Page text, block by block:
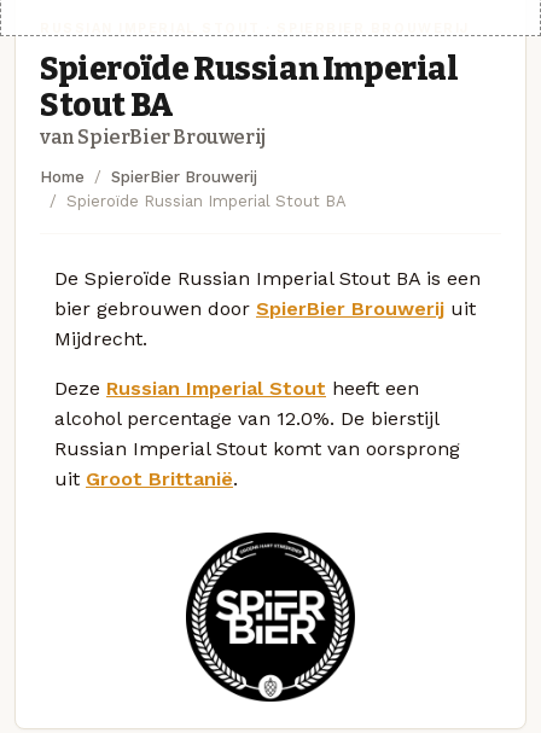
Spieroïde Russian Imperial
Stout BA
van SpierBier Brouwerij
Home
SpierBier Brouwerij
Spieroïde Russian Imperial Stout BA
De Spieroïde Russian Imperial Stout BA is een
bier gebrouwen door SpierBier Brouwerij uit
Mijdrecht.
Deze Russian Imperial Stout heeft een
alcohol percentage van 12.0%. De bierstijl
Russian Imperial Stout komt van oorsprong
uit Groot Brittanië.